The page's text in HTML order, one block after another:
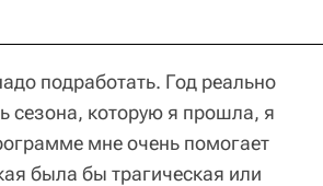
подработать. Год реально
сезона, которую я прошла, я
мне очень помогает
была бы трагическая или